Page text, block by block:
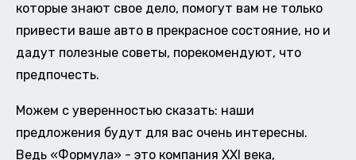
которые знают свое дело, помогут вам не только
привести ваше авто в прекрасное состояние, но и
дадут полезные советы, порекомендуют, что
предпочесть.
Можем с уверенностью сказать: наши
предложения будут для вас очень интересны.
Ведь «Формула» - это компания XXI века,